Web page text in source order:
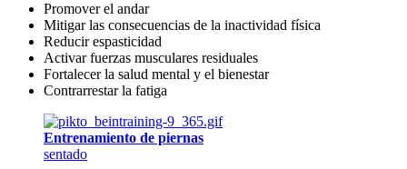
Promover el andar
Mitigar las consecuencias de la inactividad física
Reducir espasticidad
Activar fuerzas musculares residuales
Fortalecer la salud mental y el bienestar
Contrarrestar la fatiga
Entrenamiento de piernas
sentado